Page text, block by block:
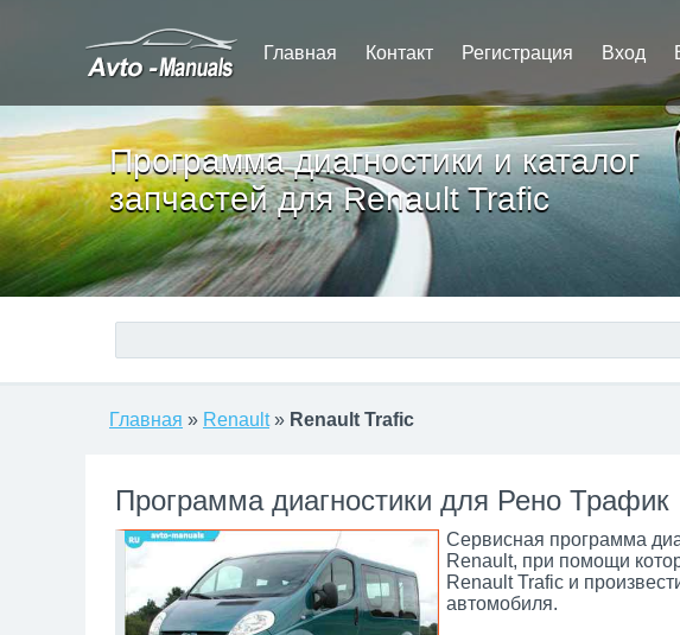
Главная Контакт Регистрация Вход
Программа диагностики и каталог
запчастей для Renault Trafic
Главная » Renault» Renault Trafic
Программа диагностики для Рено Трафик
Сервисная программа
Renault, при помощи
Renault Trafic и
автомобиля.